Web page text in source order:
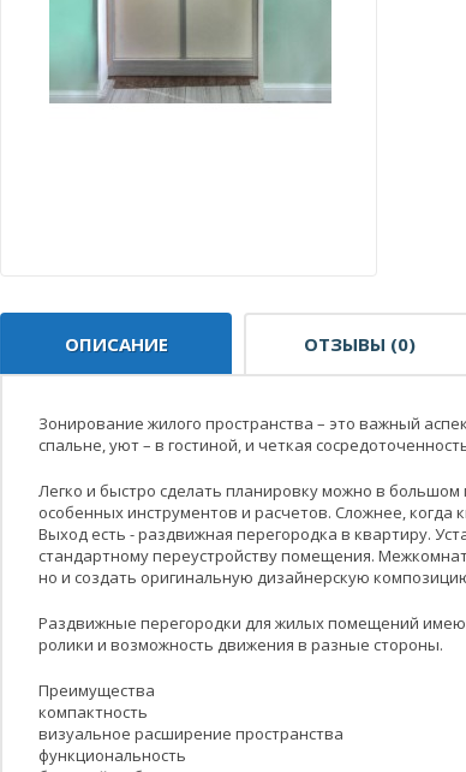
ОПИСАНИЕ ОТЗЫВЫ (0)
Зонирование жилого пространства – это важный
спальне, уют – в гостиной, и четкая
Легко и быстро сделать планировку можно в
особенных инструментов и расчетов. Сложнее,
Выход есть - раздвижная перегородка в квартиру.
стандартному переустройству помещения.
но и создать оригинальную дизайнерскую
Раздвижные перегородки для жилых помещений
ролики и возможность движения в разные стороны.
Преимущества
компактность
визуальное расширение пространства
функциональность